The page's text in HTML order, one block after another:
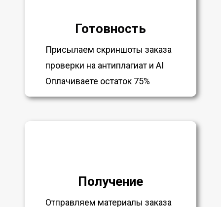
Готовность
Присылаем скриншоты заказа
проверки на антиплагиат и AI
Оплачиваете остаток 75%
Получение
Отправляем материалы заказа